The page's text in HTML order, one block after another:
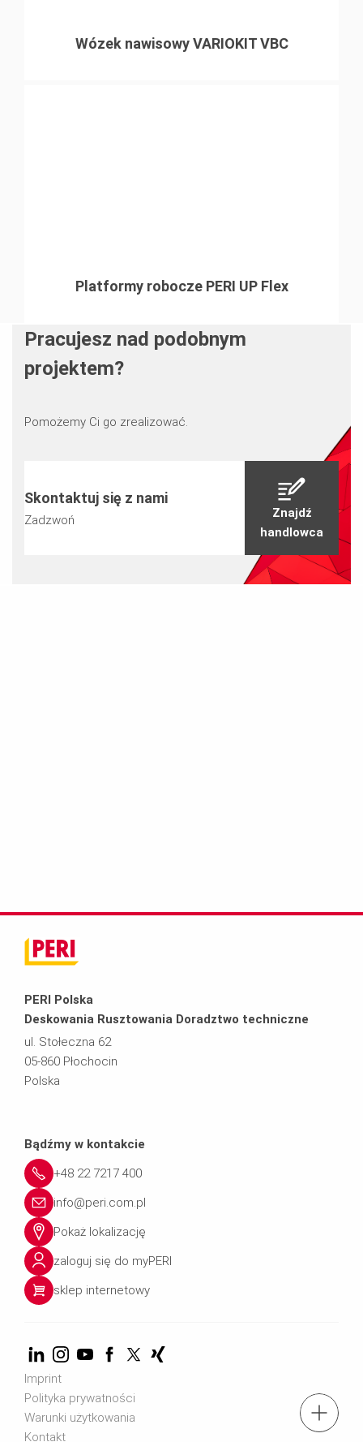
tel.: + 4822 7217 400
Wózek nawisowy VARIOKIT VBC
Platformy robocze PERI UP Flex
Pracujesz nad podobnym
projektem?
Pomożemy Ci go zrealizować.
Skontaktuj się z nami
Zadzwoń
Znajdź
handlowca
PERI Polska
Deskowania Rusztowania Doradztwo techniczne
ul. Stołeczna 62
05-860 Płochocin
Polska
Bądźmy w kontakcie
+48 22 7217 400
info@peri.com.pl
Pokaż lokalizację
zaloguj się do myPERI
sklep internetowy
Imprint
Polityka prywatności
Warunki użytkowania
Kontakt